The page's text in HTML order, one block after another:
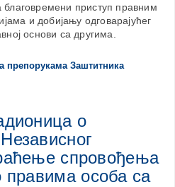
приступ правним
и добијању одговарајућег
основи са другима.
препорукама Заштитника
о
спровођења
правима особа са